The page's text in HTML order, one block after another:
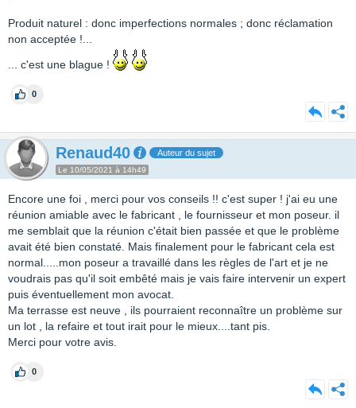
Produit naturel : donc imperfections normales ; donc réclamation
non acceptée !...
... c'est une blague !
0
Renaud40 Auteur du sujet
Le 10/05/2021 à 14h49
Encore une foi , merci pour vos conseils !! c'est super ! j'ai eu une
réunion amiable avec le fabricant , le fournisseur et mon poseur. il
me semblait que la réunion c'était bien passée et que le problème
avait été bien constaté. Mais finalement pour le fabricant cela est
normal.....mon poseur a travaillé dans les règles de l'art et je ne
voudrais pas qu'il soit embêté mais je vais faire intervenir un expert
puis éventuellement mon avocat.
Ma terrasse est neuve , ils pourraient reconnaître un problème sur
un lot , la refaire et tout irait pour le mieux....tant pis.
Merci pour votre avis.
0